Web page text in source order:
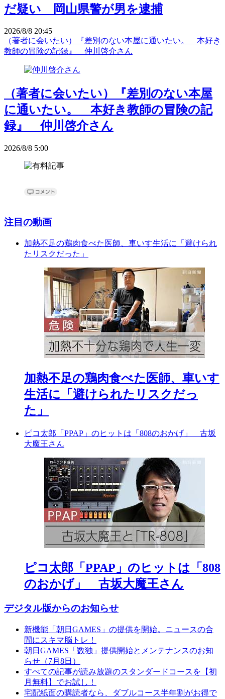
だ疑い 岡山県警が男を逮捕
2026/8/8 20:45
（著者に会いたい）『差別のない本屋に通いたい。 本好き
教師の冒険の記録』 仲川啓介さん
（著者に会いたい）『差別のない本屋
に通いたい。 本好き教師の冒険の記
録』 仲川啓介さん
2026/8/8 5:00
注目の動画
加熱不足の鶏肉食べた医師、車いす生活に「避けられ
たリスクだった」
加熱不足の鶏肉食べた医師、車いす
生活に「避けられたリスクだっ
た」
ピコ太郎「PPAP」のヒットは「808のおかげ」 古坂
大魔王さん
ピコ太郎「PPAP」のヒットは「808
のおかげ」 古坂大魔王さん
デジタル版からのお知らせ
新機能「朝日GAMES」の提供を開始。ニュースの合
間にスキマ脳トレ！
朝日GAMES「数独」提供開始とメンテナンスのお知
らせ（7月8日）
すべての記事が読み放題のスタンダードコースを【初
月無料】でお試し！
宅配紙面の購読者なら、ダブルコース半年割がお得で